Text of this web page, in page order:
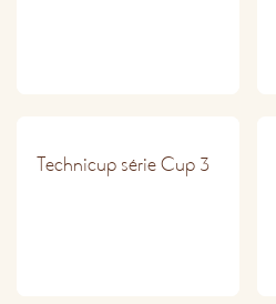
Technicup série Cup 3